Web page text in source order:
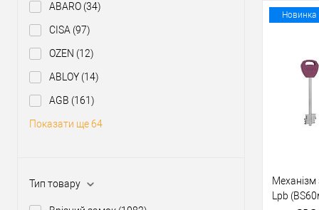
ABARO (34)
CISA (97)
OZEN (12)
ABLOY (14)
AGB (161)
Показати ще 64
Тип товару
У
Новинка
Механізм
Lpb